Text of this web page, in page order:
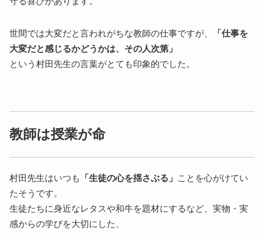
世間では大変だと言われがちな教師の仕事ですが、
「仕事を
大変だと感じるかどうかは、その人次第」
という村田先生の言葉がとても印象的でした。
教師は授業が命
村田先生はいつも 「生徒の心を揺さぶる」
ことを心がけてい
たそうです。
生徒たちに身近なレタスや和牛を題材にするなど、実物・実
感からの学びを大切にした、